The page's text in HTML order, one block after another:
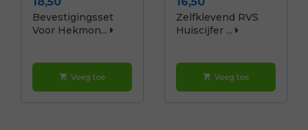
Bevestigingsset
Voor Hekmon...
shopping_cart Voeg toe
Zelfklevend RVS
Huiscijfer ...
shopping_cart Voeg toe